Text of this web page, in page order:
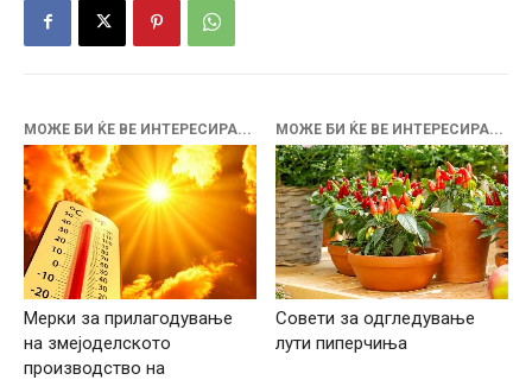
МОЖЕ БИ ЌЕ ВЕ ИНТЕРЕСИРА...
Мерки за прилагодување
на змејоделското
производство на
МОЖЕ БИ ЌЕ ВЕ ИНТЕРЕСИРА...
Совети за одгледување
лути пиперчиња